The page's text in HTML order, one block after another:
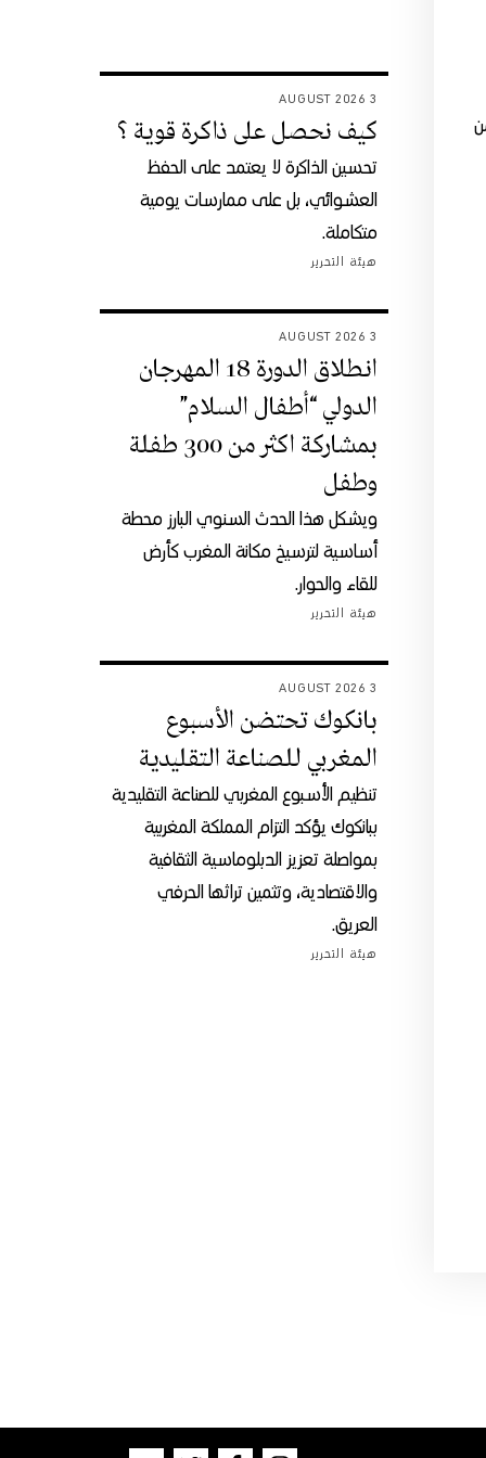
3 AUGUST 2026
كيف نحصل على ذاكرة قوية ؟
تحسين الذاكرة لا يعتمد على الحفظ
العشوائي، بل على ممارسات يومية
متكاملة.
هيئة التحرير
3 AUGUST 2026
انطلاق الدورة 18 المهرجان
الدولي “أطفال السلام”
بمشاركة اكثر من 300 طفلة
وطفل
ويشكل هذا الحدث السنوي البارز محطة
أساسية لترسيخ مكانة المغرب كأرض
للقاء والحوار.
هيئة التحرير
3 AUGUST 2026
بانكوك تحتضن الأسبوع
المغربي للصناعة التقليدية
تنظيم الأسبوع المغربي للصناعة التقليدية
ببانكوك يؤكد التزام المملكة المغربية
بمواصلة تعزيز الدبلوماسية الثقافية
والاقتصادية، وتثمين تراثها الحرفي
العريق.
هيئة التحرير